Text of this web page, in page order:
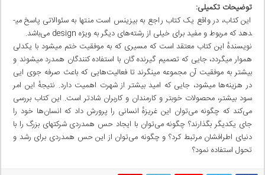
توضیحات تکمیلی:
این کتاب، در واقع یک کتاب راجع به بیزینس است منتها به سئوالاتی پاسخ می­
دهد که مربوط و مفید برای خیلی‌ از رشته‌های دیگر به ویژه design می‌باشد.
نویسندهٔ این کتاب معتقد است که مسیری که به موفقیت ختم می­شود با یکدلی
هموار می­گردد، جایی که تصمیم گیرنده گان با استفاده کنندگان همدرد می­شوند و
بیشتر به موفقیت آن مجموعه می­نگرند تا فعالیت‌هایی‌ که باعث صرفه جوی ایی
در هزینه‌ها می­شود، جایی که امید بیشتر از شهرت اهمیت دارد. نتیجهٔ این امر
سود بیشتر، محصولات خوبتر و کارمندان و کاربران شادتر است. این کتاب بررسی‌
می‌کند که چگونه می‌توان این غریزهٔ انسانی‌ را پرورش داد که انسان‌ها خود را
جای یکدیگر بگذارند؟ چگونه می‌توان با ایجاد حس همدردی شرکتهای بزرگ را با
دنیای اطرافشان مرتبط کرد؟ و چگونه می‌توان از این حس همدردی برای رشد و
تحول استفاده نمود؟